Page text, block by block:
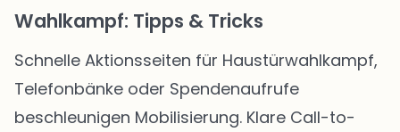
Wahlkampf: Tipps & Tricks
Schnelle Aktionsseiten für Haustürwahlkampf,
Telefonbänke oder Spendenaufrufe
beschleunigen Mobilisierung. Klare Call-to-